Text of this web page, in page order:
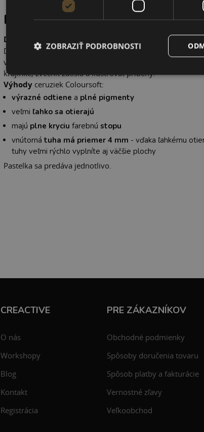
POPIS PRODUKTU
Derwent patelka COLOURSOFT
je jednou z
Derwentu. Ceruzky s veľmi jemnou až zamatovou
vyčarovať jemnú pleťovku na kreslených portrétoch,
krajinke, zvečniť zátišia a ilustrovať príbehy.
Výhody ceruziek Coloursoft:
výrazné odtiene a plné pigmenty
veľmi ľahko sa otierajú
majú plne kryciu farebnú stopu
vnútorná tuha má priemer 4 mm - vďaka ľahkému
tuhy veľmi rýchlo vyplníte aj väčšie plochy
Pastelka sa predáva jednotlivo.
CREACTIVE
O nás
Workshopy
Blog
Kontakt
Registrácia
PRE ZÁKAZNÍKOV
Obchodné podmienky
Spôsoby doručenia tovaru
Spôsob platby a fakturácie
Vernostné zľavy
Veľkoobchod
ZOBRAZIŤ PODROBNOSTI